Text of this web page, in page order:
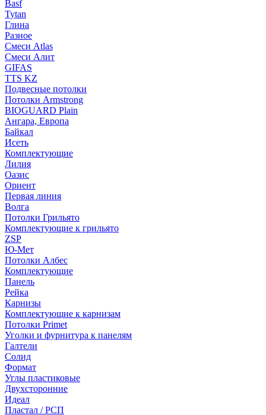
Basf
Tytan
Глина
Разное
Смеси Atlas
Смеси Алит
GIFAS
TTS KZ
Подвесные потолки
Потолки Armstrong
BIOGUARD Plain
Ангара, Европа
Байкал
Исеть
Комплектующие
Лилия
Оазис
Ориент
Первая линия
Волга
Потолки Грильято
Комплектующие к грильято
ZSP
Ю-Мет
Потолки Албес
Комплектующие
Панель
Рейка
Карнизы
Комплектующие к карнизам
Потолки Primet
Уголки и фурнитура к панелям
Галтели
Солид
Формат
Углы пластиковые
Двухсторонние
Идеал
Пластал / РСП